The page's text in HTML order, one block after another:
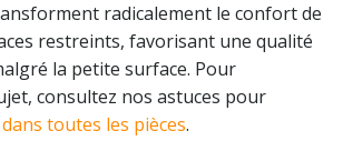
radicalement le confort de
restreints, favorisant une qualité
la petite surface. Pour
consultez nos astuces pour
toutes les pièces.